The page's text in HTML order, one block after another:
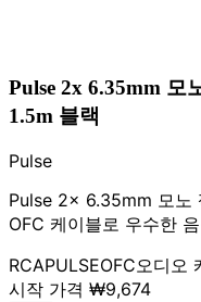
Pulse 2x 6.35mm 모
1.5m 블랙
Pulse
Pulse 2x 6.35mm 모노
OFC 케이블로 우수한
RCAPULSEOFC오디오
시작 가격 ₩9,674